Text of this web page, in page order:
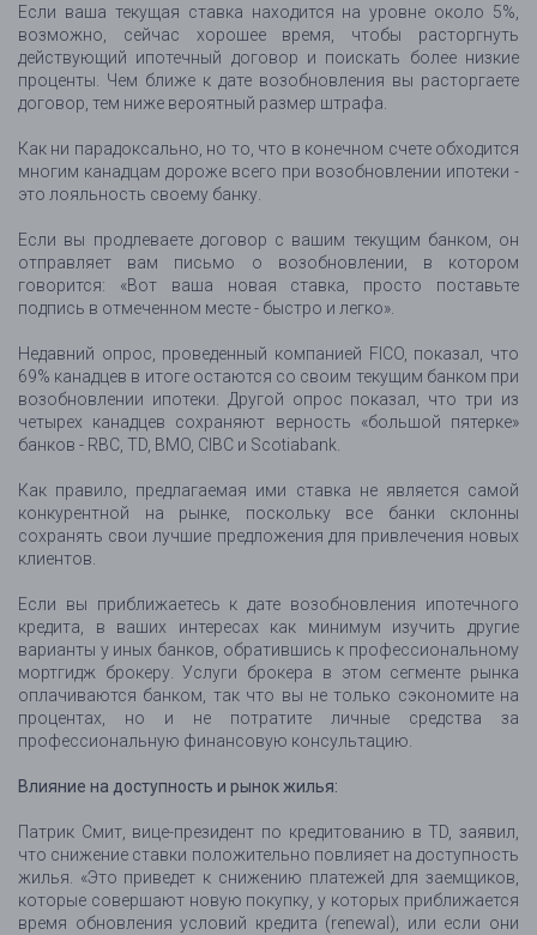
Если ваша текущая ставка находится на уровне около 5%,
возможно, сейчас хорошее время, чтобы расторгнуть
действующий ипотечный договор и поискать более низкие
проценты. Чем ближе к дате возобновления вы расторгаете
договор, тем ниже вероятный размер штрафа.
Как ни парадоксально, но то, что в конечном счете обходится
многим канадцам дороже всего при возобновлении ипотеки -
это лояльность своему банку.
Если вы продлеваете договор с вашим текущим банком, он
отправляет вам письмо о возобновлении, в котором
говорится: «Вот ваша новая ставка, просто поставьте
подпись в отмеченном месте - быстро и легко».
Недавний опрос, проведенный компанией FICO, показал, что
69% канадцев в итоге остаются со своим текущим банком при
возобновлении ипотеки. Другой опрос показал, что три из
четырех канадцев сохраняют верность «большой пятерке»
банков - RBC, TD, BMO, CIBC и Scotiabank.
Как правило, предлагаемая ими ставка не является самой
конкурентной на рынке, поскольку все банки склонны
сохранять свои лучшие предложения для привлечения новых
клиентов.
Если вы приближаетесь к дате возобновления ипотечного
кредита, в ваших интересах как минимум изучить другие
варианты у иных банков, обратившись к профессиональному
мортгидж брокеру. Услуги брокера в этом сегменте рынка
оплачиваются банком, так что вы не только сэкономите на
процентах, но и не потратите личные средства за
профессиональную финансовую консультацию.
Влияние на доступность и рынок жилья:
Патрик Смит, вице-президент по кредитованию в TD, заявил,
что снижение ставки положительно повлияет на доступность
жилья. «Это приведет к снижению платежей для заемщиков,
которые совершают новую покупку, у которых приближается
время обновления условий кредита (renewal), или если они